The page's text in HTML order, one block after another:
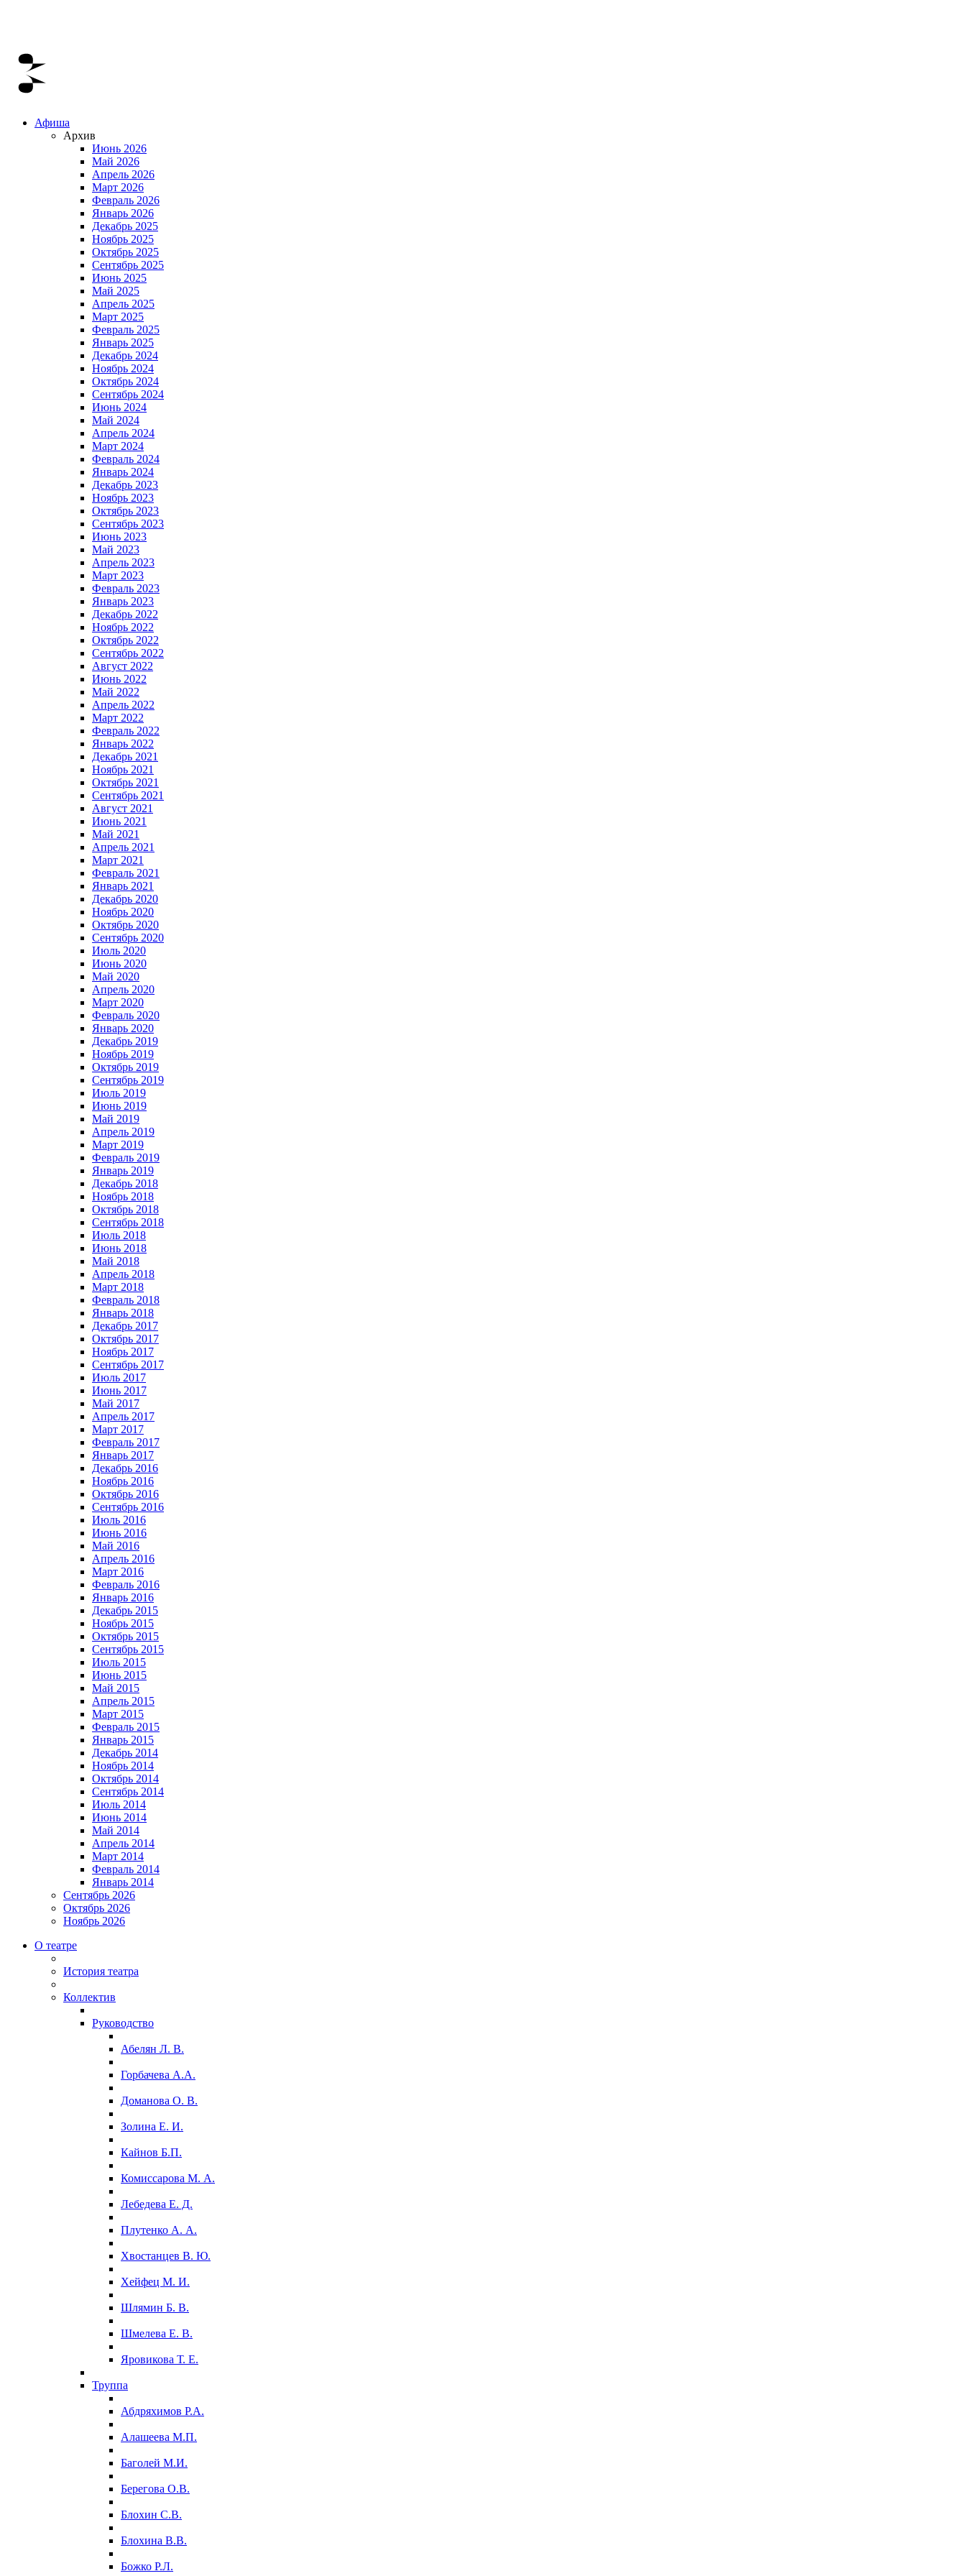
Афиша
Архив
Июнь 2026
Май 2026
Апрель 2026
Март 2026
Февраль 2026
Январь 2026
Декабрь 2025
Ноябрь 2025
Октябрь 2025
Сентябрь 2025
Июнь 2025
Май 2025
Апрель 2025
Март 2025
Февраль 2025
Январь 2025
Декабрь 2024
Ноябрь 2024
Октябрь 2024
Сентябрь 2024
Июнь 2024
Май 2024
Апрель 2024
Март 2024
Февраль 2024
Январь 2024
Декабрь 2023
Ноябрь 2023
Октябрь 2023
Сентябрь 2023
Июнь 2023
Май 2023
Апрель 2023
Март 2023
Февраль 2023
Январь 2023
Декабрь 2022
Ноябрь 2022
Октябрь 2022
Сентябрь 2022
Август 2022
Июнь 2022
Май 2022
Апрель 2022
Март 2022
Февраль 2022
Январь 2022
Декабрь 2021
Ноябрь 2021
Октябрь 2021
Сентябрь 2021
Август 2021
Июнь 2021
Май 2021
Апрель 2021
Март 2021
Февраль 2021
Январь 2021
Декабрь 2020
Ноябрь 2020
Октябрь 2020
Сентябрь 2020
Июль 2020
Июнь 2020
Май 2020
Апрель 2020
Март 2020
Февраль 2020
Январь 2020
Декабрь 2019
Ноябрь 2019
Октябрь 2019
Сентябрь 2019
Июль 2019
Июнь 2019
Май 2019
Апрель 2019
Март 2019
Февраль 2019
Январь 2019
Декабрь 2018
Ноябрь 2018
Октябрь 2018
Сентябрь 2018
Июль 2018
Июнь 2018
Май 2018
Апрель 2018
Март 2018
Февраль 2018
Январь 2018
Декабрь 2017
Октябрь 2017
Ноябрь 2017
Сентябрь 2017
Июль 2017
Июнь 2017
Май 2017
Апрель 2017
Март 2017
Февраль 2017
Январь 2017
Декабрь 2016
Ноябрь 2016
Октябрь 2016
Сентябрь 2016
Июль 2016
Июнь 2016
Май 2016
Апрель 2016
Март 2016
Февраль 2016
Январь 2016
Декабрь 2015
Ноябрь 2015
Октябрь 2015
Сентябрь 2015
Июль 2015
Июнь 2015
Май 2015
Апрель 2015
Март 2015
Февраль 2015
Январь 2015
Декабрь 2014
Ноябрь 2014
Октябрь 2014
Сентябрь 2014
Июль 2014
Июнь 2014
Май 2014
Апрель 2014
Март 2014
Февраль 2014
Январь 2014
Сентябрь 2026
Октябрь 2026
Ноябрь 2026
О театре
История театра
Коллектив
Руководство
Абелян Л. В.
Горбачева А.А.
Доманова О. В.
Золина Е. И.
Кайнов Б.П.
Комиссарова М. А.
Лебедева Е. Д.
Плутенко А. А.
Хвостанцев В. Ю.
Хейфец М. И.
Шлямин Б. В.
Шмелева Е. В.
Яровикова Т. Е.
Труппа
Абдряхимов Р.А.
Алашеева М.П.
Баголей М.И.
Берегова О.В.
Блохин С.В.
Блохина В.В.
Божко Р.Л.